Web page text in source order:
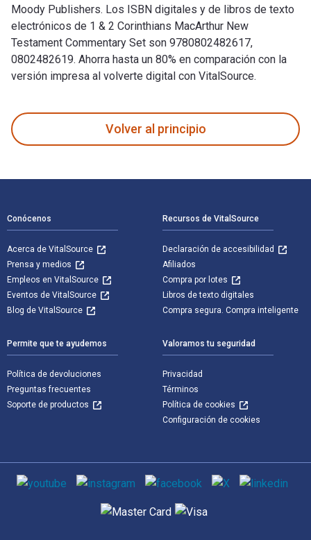
Moody Publishers. Los ISBN digitales y de libros de texto
electrónicos de 1 & 2 Corinthians MacArthur New
Testament Commentary Set son 9780802482617,
0802482619. Ahorra hasta un 80% en comparación con la
versión impresa al volverte digital con VitalSource.
Volver al principio
Conócenos
Acerca de VitalSource
Prensa y medios
Empleos en VitalSource
Eventos de VitalSource
Blog de VitalSource
Recursos de VitalSource
Declaración de accesibilidad
Afiliados
Compra por lotes
Libros de texto digitales
Compra segura. Compra inteligente
Permite que te ayudemos
Política de devoluciones
Preguntas frecuentes
Soporte de productos
Valoramos tu seguridad
Privacidad
Términos
Política de cookies
Configuración de cookies
Medios de comunicación social
Métodos de pago admitidos